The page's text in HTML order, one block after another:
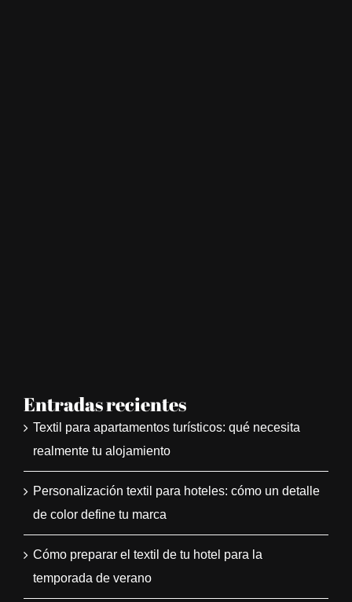
Entradas recientes
Textil para apartamentos turísticos: qué necesita
realmente tu alojamiento
Personalización textil para hoteles: cómo un detalle
de color define tu marca
Cómo preparar el textil de tu hotel para la
temporada de verano